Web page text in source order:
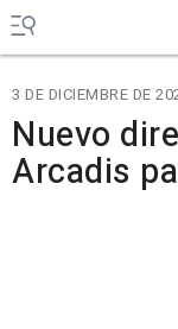
3 DE DICIEMBRE DE
Nuevo
Arcadis